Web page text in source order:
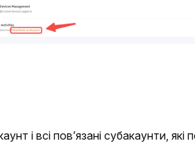
і всі пов’язані субакаунти,